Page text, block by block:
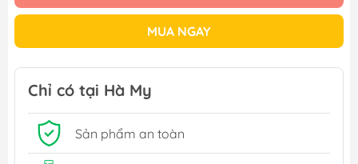
MUA NGAY
Chỉ có tại Hà My
Sản phẩm an toàn